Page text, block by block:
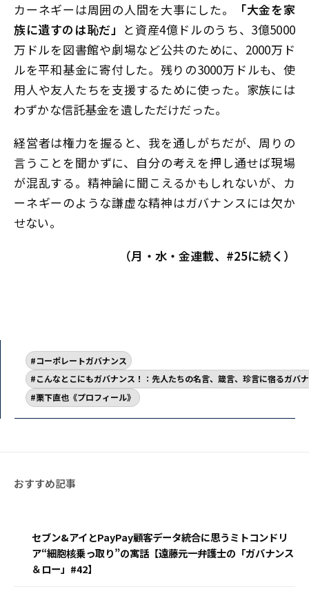
カーネギーは周囲の人間を大事にした。
「大金を家
族に遺すのは恥だ」 と資産4億ドルのうち、3億5000
万ドルを図書館や劇場など公共のために、2000万ド
ルを平和基金に寄付した。残りの3000万ドルも、使
用人や友人たちを支援するために使った。家族には
わずかな信託基金を遺しただけだった。
経営者は権力を握ると、我を通しがちだが、周りの
言うことを聞かずに、自分の考えを押し通せば現場
が混乱する。精神論に聞こえるかもしれないが、カ
ーネギーのような謙虚な精神はガバナンスには欠か
せない。
（月・水・金連載、#25に続く）
コーポレートガバナンス
こんなとこにもガバナンス！：先人たちの名言、箴言、珍言に宿るガバ
栗下直也《プロフィール》
セブン&アイとPayPay顧客データ統合に思うミトコンドリ
ア“細胞核乗っ取り”の寓話【遠藤元一弁護士の「ガバナンス
＆ロー」#42】